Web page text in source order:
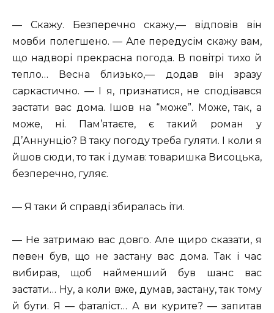
— Скажу. Безперечно скажу,— відповів він
мовби полегшено. — Але передусім скажу вам,
що надворі прекрасна погода. В повітрі тихо й
тепло… Весна близько,— додав він зразу
саркастично. — І я, признатися, не сподівався
застати вас дома. Ішов на “може”. Може, так, а
може, ні. Пам’ятаєте, є такий роман у
Д’Аннунціо? В таку погоду треба гуляти. І коли я
йшов сюди, то так і думав: товаришка Висоцька,
безперечно, гуляє.
— Я таки й справді збиралась іти.
— Не затримаю вас довго. Але щиро сказати, я
певен був, що не застану вас дома. Так і час
вибирав, щоб найменший був шанс вас
застати… Ну, а коли вже, думав, застану, так тому
й бути. Я — фаталіст… А ви курите? — запитав